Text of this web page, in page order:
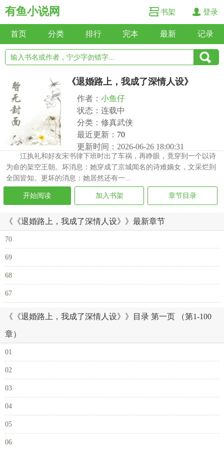
有鱼小说网 书架 登录
首页 分类 排行 完本 最新 记录
《退婚路上，我成了深情人设》
作者： 小鱼仔
状态：连载中
分类：修真武侠
最近更新： 70
更新时间：2026-06-26 18:00:31
江执礼和好友宋书律下班时出了车祸，再睁眼，竟穿到一个以诗
为命的架空王朝。坏消息：她穿成了京城闻名的诗难嫡女，文采烂到
全国皆知。更坏的消息：她居然还有一...
开始阅读 加入书架 章节目录
《《退婚路上，我成了深情人设》》最新章节
70
69
68
67
《《退婚路上，我成了深情人设》》目录 第一页 （第1-100
章）
01
02
03
04
05
06